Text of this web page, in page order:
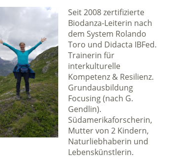
Seit 2008 zertifizierte
Biodanza-Leiterin nach
dem System Rolando
Toro und Didacta IBFed.
Trainerin für
interkulturelle
Kompetenz & Resilienz.
Grundausbildung
Focusing (nach G.
Gendlin).
Südamerikaforscherin,
Mutter von 2 Kindern,
Naturliebhaberin und
Lebenskünstlerin.